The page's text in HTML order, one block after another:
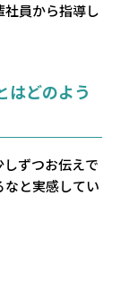
員から指導し
はどのよう
ずつお伝えで
と実感してい